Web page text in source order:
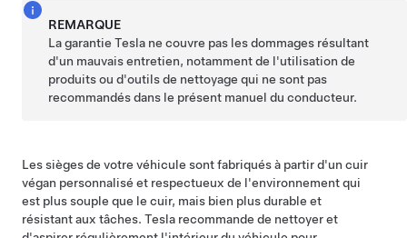
REMARQUE
La garantie Tesla ne couvre pas les dommages résultant
d'un mauvais entretien, notamment de l'utilisation de
produits ou d'outils de nettoyage qui ne sont pas
recommandés dans le présent manuel du conducteur.
Les sièges de votre véhicule sont fabriqués à partir d'un cuir
végan personnalisé et respectueux de l'environnement qui
est plus souple que le cuir, mais bien plus durable et
résistant aux tâches. Tesla recommande de nettoyer et